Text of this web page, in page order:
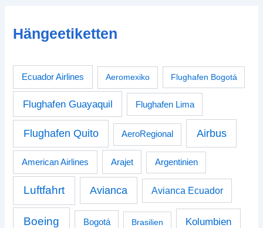
Hängeetiketten
Ecuador Airlines Aeromexiko Flughafen Bogotá
Flughafen Guayaquil Flughafen Lima
Flughafen Quito AeroRegional Airbus
American Airlines Arajet Argentinien
Luftfahrt Avianca Avianca Ecuador
Boeing Bogotá Brasilien Kolumbien